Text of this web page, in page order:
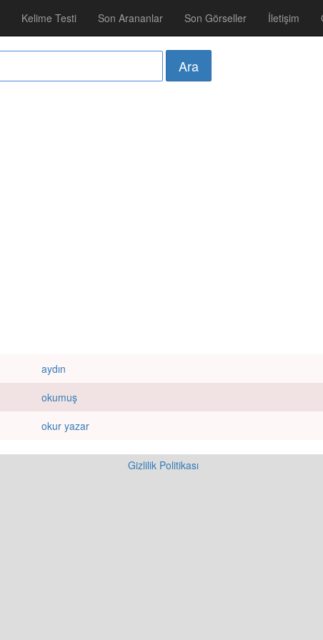
Kelime Testi Son Arananlar Son Görseller İletişim
aydın
okumuş
okur yazar
Gizlilik Politikası